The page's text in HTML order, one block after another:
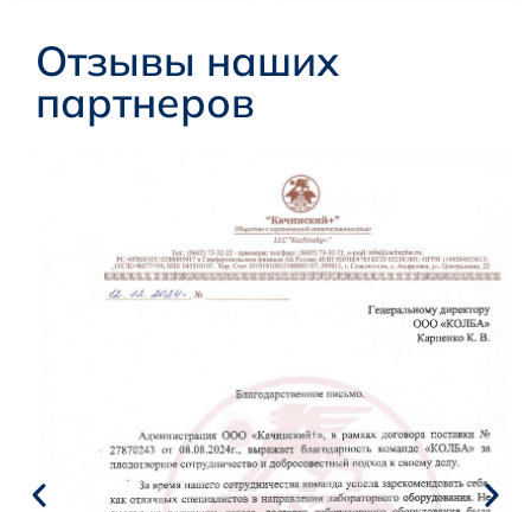
Отзывы наших
партнеров